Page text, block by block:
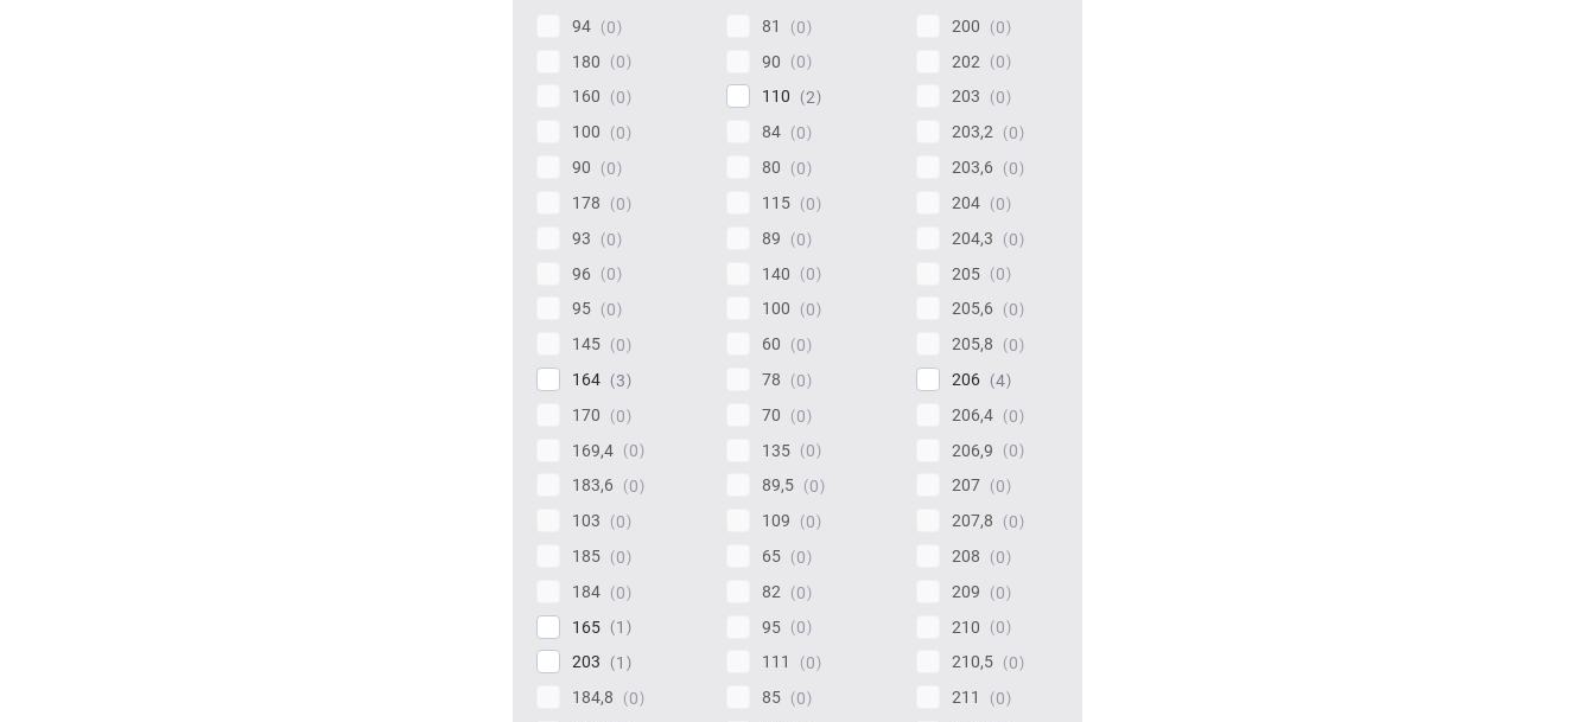
94
0
180
0
160
0
100
0
90
0
178
0
93
0
96
0
95
0
145
0
164
3
170
0
169,4
0
183,6
0
103
0
185
0
184
0
165
1
203
1
184,8
0
81
0
90
0
110
2
84
0
80
0
115
0
89
0
140
0
100
0
60
0
78
0
70
0
135
0
89,5
0
109
0
65
0
82
0
95
0
111
0
85
0
200
0
202
0
203
0
203,2
0
203,6
0
204
0
204,3
0
205
0
205,6
0
205,8
0
206
4
206,4
0
206,9
0
207
0
207,8
0
208
0
209
0
210
0
210,5
0
211
0